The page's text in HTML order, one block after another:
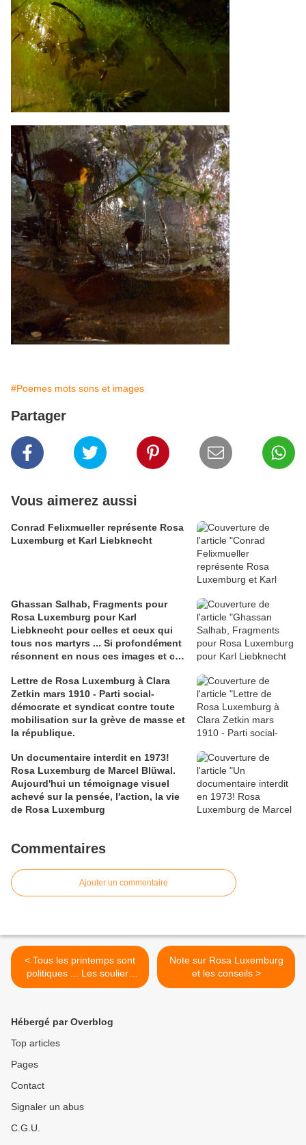
#Poemes mots sons et images
Partager
Vous aimerez aussi
Conrad Felixmueller représente Rosa
Luxemburg et Karl Liebknecht
Ghassan Salhab, Fragments pour
Rosa Luxemburg pour Karl
Liebknecht pour celles et ceux qui
tous nos martyrs ... Si profondément
résonnent en nous ces images et ces
30 000 morts de Palestine. Nouvelle et
effroyable boucherie.
Lettre de Rosa Luxemburg à Clara
Zetkin mars 1910 - Parti social-
démocrate et syndicat contre toute
mobilisation sur la grève de masse et
la république.
Un documentaire interdit en 1973!
Rosa Luxemburg de Marcel Blüwal.
Aujourd'hui un témoignage visuel
achevé sur la pensée, l'action, la vie
de Rosa Luxemburg
Commentaires
Ajouter un commentaire
< Tous les printemps sont
politiques ... Les souliers
rouges, la résonance d'un
Etienne. Des prisonnières
arrivent en détention ...
Note sur Rosa Luxemburg
et les conseils >
Hébergé par Overblog
Top articles
Pages
Contact
Signaler un abus
C.G.U.